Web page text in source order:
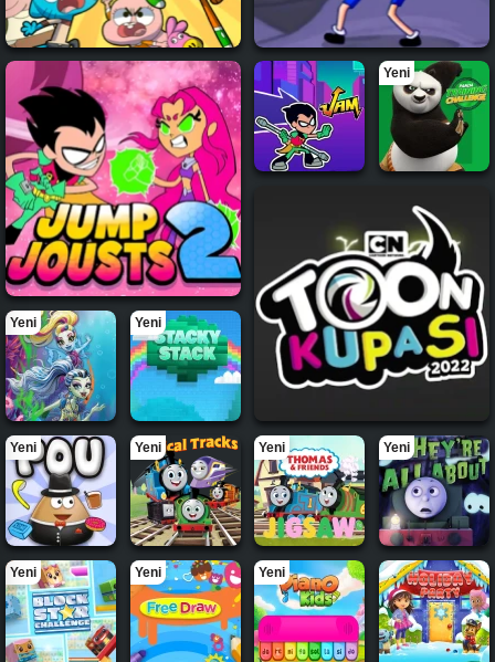
Yeni
Yeni Yeni
Yeni Yeni Yeni Yeni
Yeni Yeni Yeni